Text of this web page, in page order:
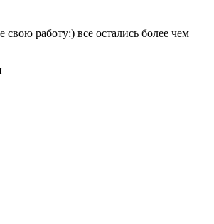
работу:) все остались более чем